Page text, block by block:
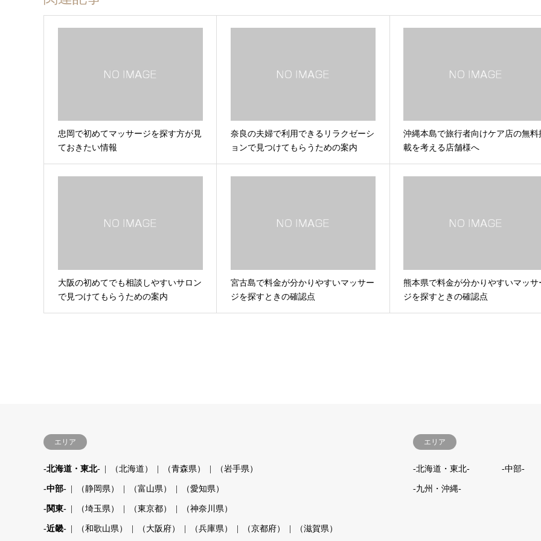
忠岡で初めてマッサージを探す方が見
ておきたい情報
奈良の夫婦で利用できるリラクゼーシ
ョンで見つけてもらうための案内
沖縄本島で旅行者向けケア店の無料
載を考える店舗様へ
大阪の初めてでも相談しやすいサロン
で見つけてもらうための案内
宮古島で料金が分かりやすいマッサー
ジを探すときの確認点
熊本県で料金が分かりやすいマッサ
ジを探すときの確認点
エリア
-北海道・東北- （北海道） （青森県） （岩手県）
-中部- （静岡県） （富山県） （愛知県）
-関東- （埼玉県） （東京都） （神奈川県）
-近畿- （和歌山県） （大阪府） （兵庫県） （京都府） （滋賀県）
エリア
-北海道・東北- -中部-
-九州・沖縄-